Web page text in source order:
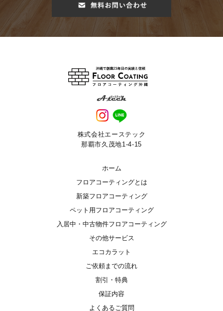
株式会社エーステック
那覇市久茂地1-4-15
ホーム
フロアコーティングとは
新築フロアコーティング
ペット用フロアコーティング
入居中・中古物件フロアコーティング
その他サービス
エコカラット
ご依頼までの流れ
割引・特典
保証内容
よくあるご質問